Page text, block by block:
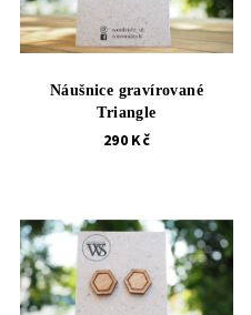
Náušnice gravírované
Triangle
290 Kč